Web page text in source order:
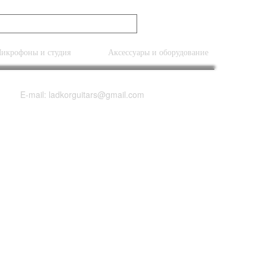
и студия Аксессуары и оборудование
E-mail: ladkorguitars@gmail.com